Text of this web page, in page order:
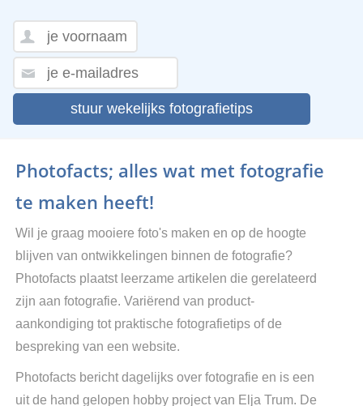
stuur wekelijks fotografietips
Photofacts; alles wat met fotografie
te maken heeft!
Wil je graag mooiere foto's maken en op de hoogte
blijven van ontwikkelingen binnen de fotografie?
Photofacts plaatst leerzame artikelen die gerelateerd
zijn aan fotografie. Variërend van product-
aankondiging tot praktische fotografietips of de
bespreking van een website.
Photofacts bericht dagelijks over fotografie en is een
uit de hand gelopen hobby project van Elja Trum. De